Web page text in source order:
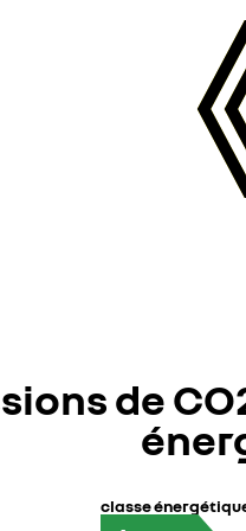
de
classe